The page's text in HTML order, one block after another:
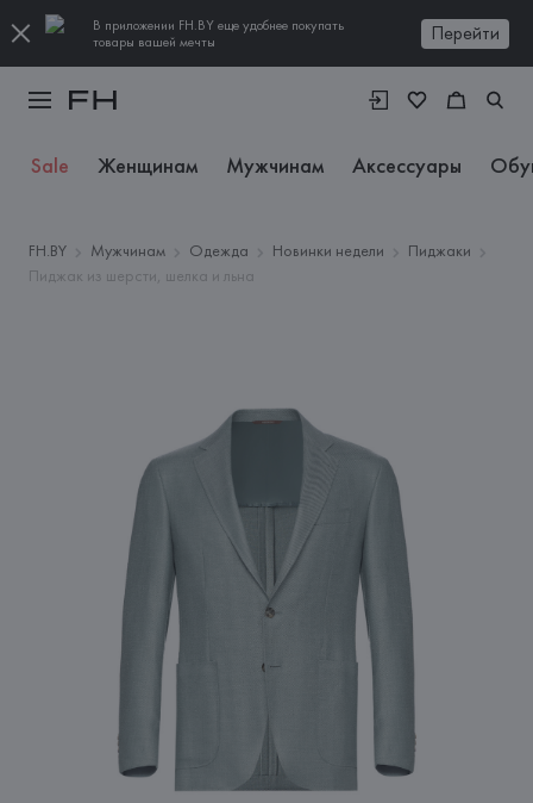
В приложении FH.BY еще удобнее покупать
товары вашей мечты
Перейти
Sale Женщинам Мужчинам Аксессуары
FH.BY Мужчинам Одежда Новинки недели
Пиджаки
Пиджак из шерсти, шелка и льна